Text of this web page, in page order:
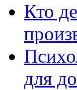
Кто
для